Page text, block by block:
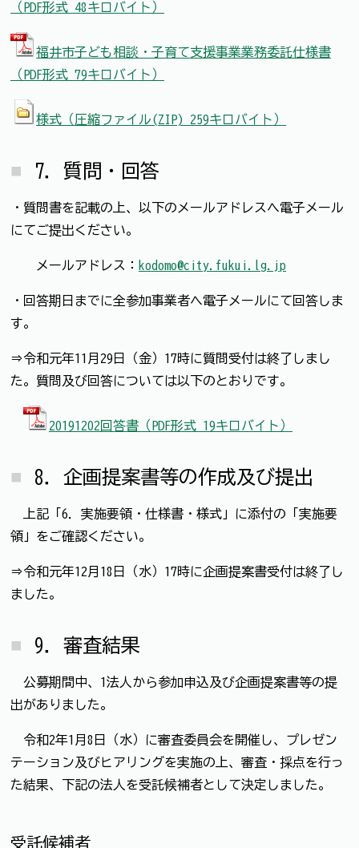
（PDF形式 48キロバイト）
福井市子ども相談・子育て支援事業業務委託仕様書
（PDF形式 79キロバイト）
様式（圧縮ファイル(ZIP) 259キロバイト）
7．質問・回答
・質問書を記載の上、以下のメールアドレスへ電子メール
にてご提出ください。
メールアドレス： kodomo@city.fukui.lg.jp
・回答期日までに全参加事業者へ電子メールにて回答しま
す。
⇒令和元年11月29日（金）17時に質問受付は終了しまし
た。質問及び回答については以下のとおりです。
20191202回答書（PDF形式 19キロバイト）
8．企画提案書等の作成及び提出
上記「6．実施要領・仕様書・様式」に添付の「実施要
領」をご確認ください。
⇒令和元年12月18日（水）17時に企画提案書受付は終了し
ました。
9．審査結果
公募期間中、1法人から参加申込及び企画提案書等の提
出がありました。
令和2年1月8日（水）に審査委員会を開催し、プレゼン
テーション及びヒアリングを実施の上、審査・採点を行っ
た結果、下記の法人を受託候補者として決定しました。
受託候補者